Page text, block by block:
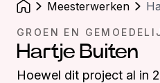
meesterwerken
GROEN EN
Hartje Buiten
Hoewel dit project al in